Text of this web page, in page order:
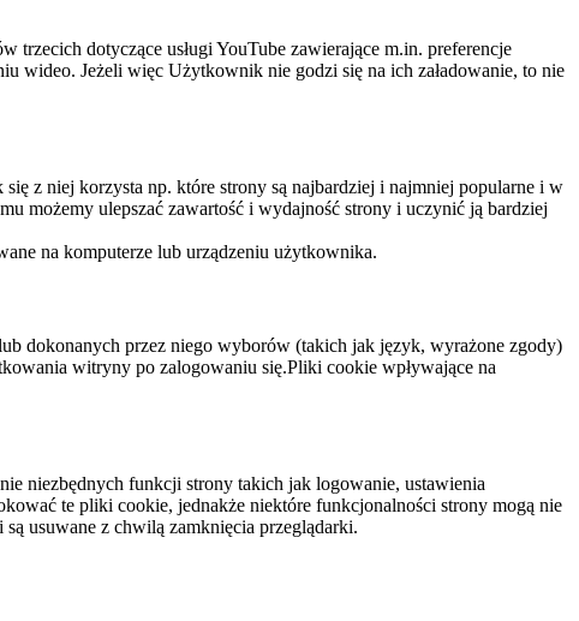
dotyczące usługi YouTube zawierające m.in. preferencje
wideo. Jeżeli więc Użytkownik nie godzi się na ich załadowanie, to nie
z niej korzysta np. które strony są najbardziej i najmniej popularne i w
możemy ulepszać zawartość i wydajność strony i uczynić ją bardziej
na komputerze lub urządzeniu użytkownika.
dokonanych przez niego wyborów (takich jak język, wyrażone zgody)
witryny po zalogowaniu się.Pliki cookie wpływające na
niezbędnych funkcji strony takich jak logowanie, ustawienia
te pliki cookie, jednakże niektóre funkcjonalności strony mogą nie
usuwane z chwilą zamknięcia przeglądarki.